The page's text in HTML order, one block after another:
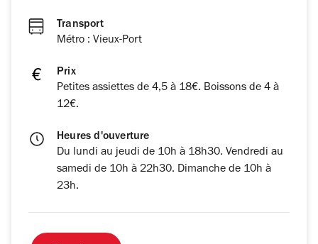
Transport
Métro : Vieux-Port
Prix
Petites assiettes de 4,5 à 18€. Boissons de 4 à
12€.
Heures d'ouverture
Du lundi au jeudi de 10h à 18h30. Vendredi au
samedi de 10h à 22h30. Dimanche de 10h à
23h.